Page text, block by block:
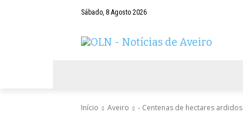
Sábado, 8 Agosto 2026
Início Aveiro - Centenas de hectares ardidos